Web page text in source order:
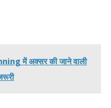
में अक्सर की जाने वाली